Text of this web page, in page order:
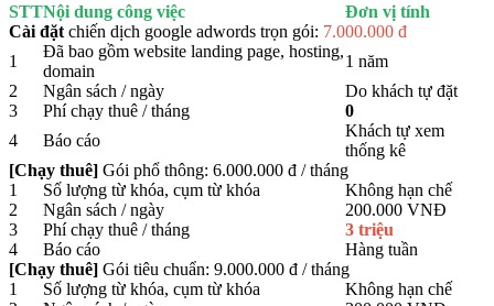
STTNội dung công việc
Đơn vị tính
Cài đặt chiến dịch google adwords trọn gói: 7.000.000 đ
1
Đã bao gồm website landing page, hosting,
domain
1 năm
2
Ngân sách / ngày
Do khách tự đặt
3
Phí chạy thuê / tháng
0
4
Báo cáo
Khách tự xem
thống kê
[Chạy thuê] Gói phổ thông: 6.000.000 đ / tháng
1
Số lượng từ khóa, cụm từ khóa
Không hạn chế
2
Ngân sách / ngày
200.000 VNĐ
3
Phí chạy thuê / tháng
3 triệu
4
Báo cáo
Hàng tuần
[Chạy thuê] Gói tiêu chuẩn: 9.000.000 đ / tháng
1
Số lượng từ khóa, cụm từ khóa
Không hạn chế